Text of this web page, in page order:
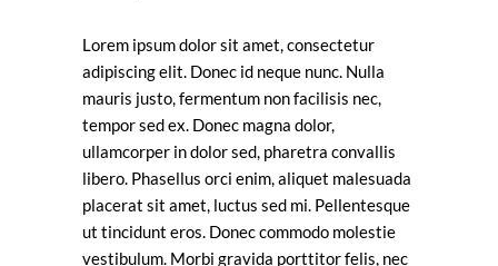
Lorem ipsum dolor sit amet, consectetur
adipiscing elit. Donec id neque nunc. Nulla
mauris justo, fermentum non facilisis nec,
tempor sed ex. Donec magna dolor,
ullamcorper in dolor sed, pharetra convallis
libero. Phasellus orci enim, aliquet malesuada
placerat sit amet, luctus sed mi. Pellentesque
ut tincidunt eros. Donec commodo molestie
vestibulum. Morbi gravida porttitor felis, nec